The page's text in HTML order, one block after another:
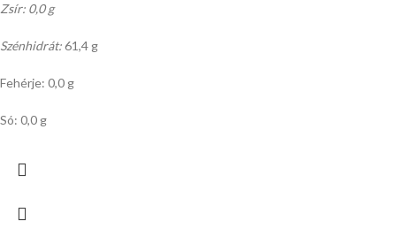
Zsír: 0,0 g
Szénhidrát:61,4 g
Fehérje: 0,0 g
Só: 0,0 g